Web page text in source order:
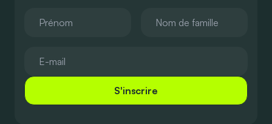
S'inscrire